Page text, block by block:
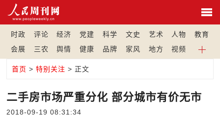
时政 评论 经济 党建 科学 文史 艺术 人物
教育
会展
三农 舆情 健康 品牌 家风 地方 视频
首页 >特别关注 > 正文
二手房市场严重分化 部分城市有价无市
2018-09-19 08:31:34